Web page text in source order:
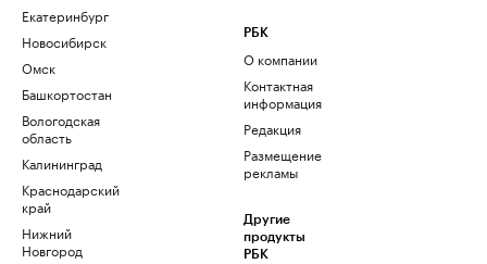
Екатеринбург
Новосибирск
Омск
Башкортостан
Вологодская
область
Калининград
Краснодарский
край
Нижний
Новгород
РБК
О компании
Контактная
информация
Редакция
Размещение
рекламы
Другие
продукты
РБК